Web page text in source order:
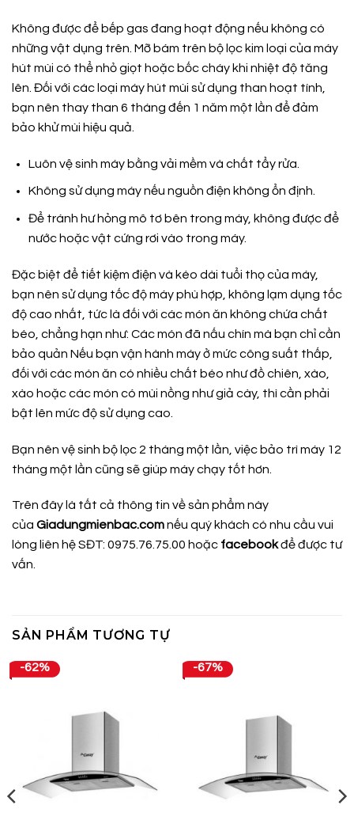
Không được để bếp gas đang hoạt động nếu không có
những vật dụng trên. Mỡ bám trên bộ lọc kim loại của máy
hút mùi có thể nhỏ giọt hoặc bốc cháy khi nhiệt độ tăng
lên. Đối với các loại máy hút mùi sử dụng than hoạt tính,
bạn nên thay than 6 tháng đến 1 năm một lần để đảm
bảo khử mùi hiệu quả.
Luôn vệ sinh máy bằng vải mềm và chất tẩy rửa.
Không sử dụng máy nếu nguồn điện không ổn định.
Để tránh hư hỏng mô tơ bên trong máy, không được để
nước hoặc vật cứng rơi vào trong máy.
Đặc biệt để tiết kiệm điện và kéo dài tuổi thọ của máy,
bạn nên sử dụng tốc độ máy phù hợp, không lạm dụng tốc
độ cao nhất, tức là đối với các món ăn không chứa chất
béo, chẳng hạn như: Các món đã nấu chín mà bạn chỉ cần
bảo quản Nếu bạn vận hành máy ở mức công suất thấp,
đối với các món ăn có nhiều chất béo như đồ chiên, xào,
xào hoặc các món có mùi nồng như giả cày, thì cần phải
bật lên mức độ sử dụng cao.
Bạn nên vệ sinh bộ lọc 2 tháng một lần, việc bảo trì máy 12
tháng một lần cũng sẽ giúp máy chạy tốt hơn.
Trên đây là tất cả thông tin về sản phẩm này
của Giadungmienbac.comnếu quý khách có nhu cầu vui
lòng liên hệ SĐT: 0975.76.75.00 hoặc facebookđể được tư
vấn.
SẢN PHẨM TƯƠNG TỰ
-62% -67%